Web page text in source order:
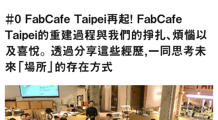
＃0 FabCafe Taipei再起！ FabCafe
Taipei的重建過程與我們的掙扎、煩惱以
及喜悅。 透過分享這些經歷，一同思考未
來「場所」的存在方式